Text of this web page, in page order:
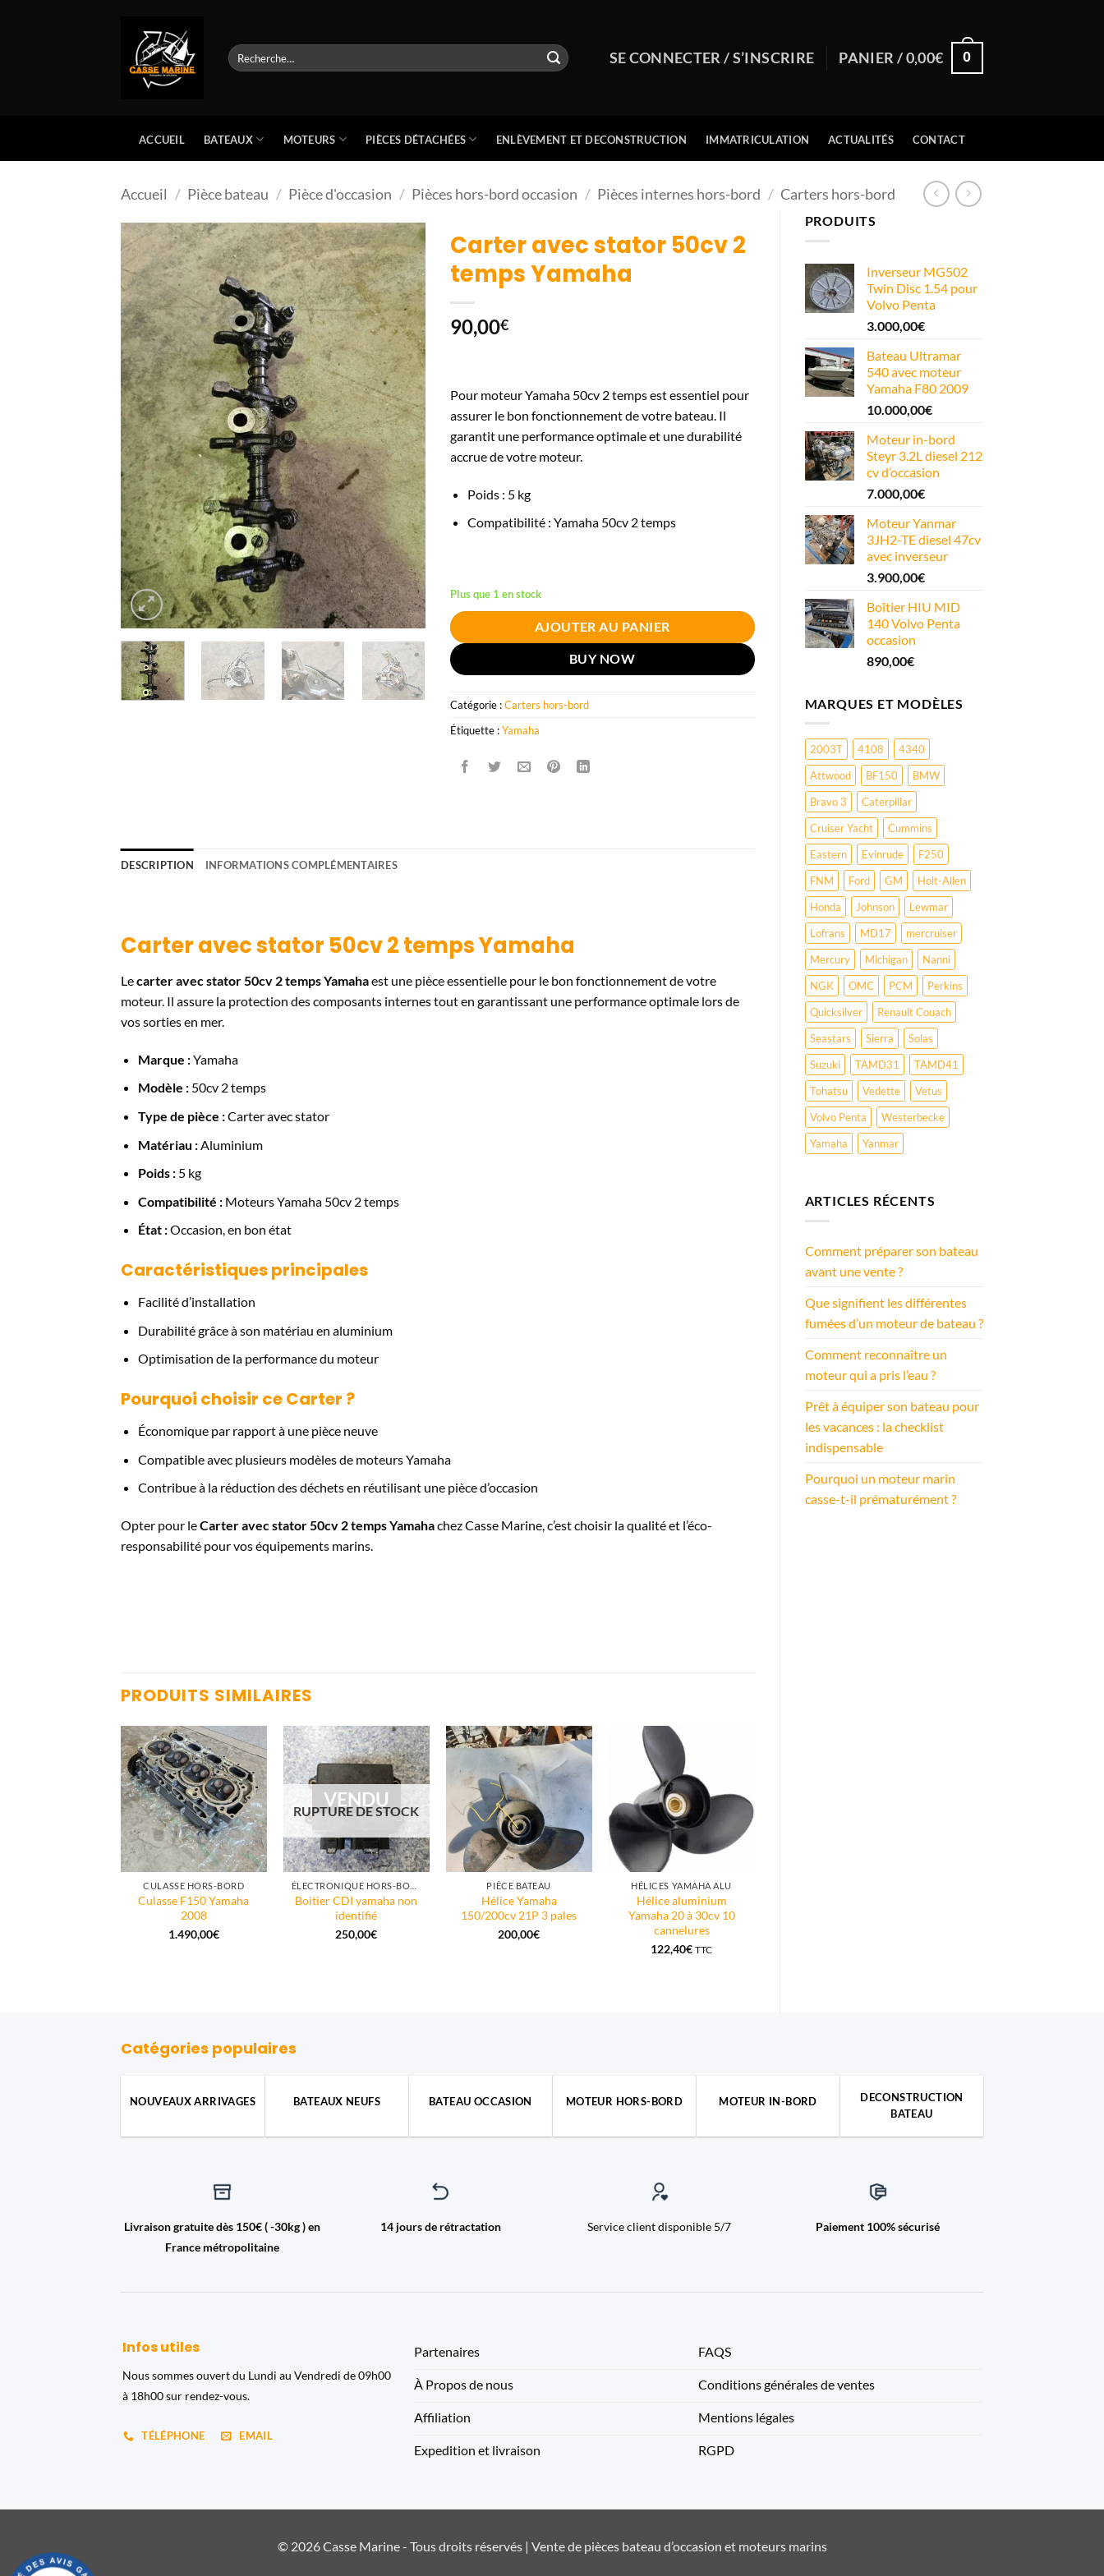
Recherche
pour :
SE CONNECTER / S’INSCRIRE PANIER /0,00€ 0
ACCUEIL BATEAUX MOTEURS PIÈCES DÉTACHÉES ENLÈVEMENT ET DECONSTRUCTION IMMATRICULATION ACTUALITÉS CONTACT
Accueil / Pièce bateau / Pièce d'occasion / Pièces hors-bord occasion / Pièces internes hors-bord / Carters hors-bord
PRODUITS
Inverseur MG502
Twin Disc 1.54 pour
Volvo Penta
3.000,00€
Bateau Ultramar
540 avec moteur
Yamaha F80 2009
10.000,00€
Moteur in-bord
Steyr 3.2L diesel 212
cv d’occasion
7.000,00€
Moteur Yanmar
3JH2-TE diesel 47cv
avec inverseur
3.900,00€
Boîtier HIU MID
140 Volvo Penta
occasion
890,00€
MARQUES ET MODÈLES
2003T 4108
4340
Attwood
BF150
BMW
Bravo 3
Caterpillar
Cruiser Yacht
Cummins
Eastern
Evinrude
F250
FNM
Ford GM
Holt-Allen
Honda
Johnson
Lewmar
Lofrans
MD17
mercruiser
Mercury
Michigan
Nanni
NGK
OMC PCM
Perkins
Quicksilver
Renault Couach
Seastars
Sierra
Solas
Suzuki
TAMD31
TAMD41
Tohatsu
Vedette
Vetus
Volvo Penta
Westerbecke
Yamaha
Yanmar
ARTICLES RÉCENTS
Comment préparer son bateau
avant une vente ?
Que signifient les différentes
fumées d’un moteur de bateau ?
Comment reconnaître un
moteur qui a pris l’eau ?
Prêt à équiper son bateau pour
les vacances : la checklist
indispensable
Pourquoi un moteur marin
casse-t-il prématurément ?
Carter avec stator 50cv 2
temps Yamaha
90,00€
Pour moteur Yamaha 50cv 2 temps est essentiel pour
assurer le bon fonctionnement de votre bateau. Il
garantit une performance optimale et une durabilité
accrue de votre moteur.
Poids : 5 kg
Compatibilité : Yamaha 50cv 2 temps
Plus que 1 en stock
AJOUTER AU PANIER
BUY NOW
Catégorie :Carters hors-bord
Étiquette :Yamaha
DESCRIPTION INFORMATIONS COMPLÉMENTAIRES
Carter avec stator 50cv 2 temps Yamaha
Lecarter avec stator 50cv 2 temps Yamahaest une pièce essentielle pour le bon fonctionnement de votre
moteur. Il assure la protection des composants internes tout en garantissant une performance optimale lors de
vos sorties en mer.
Marque :Yamaha
Modèle :50cv 2 temps
Type de pièce :Carter avec stator
Matériau :Aluminium
Poids :5 kg
Compatibilité :Moteurs Yamaha 50cv 2 temps
État :Occasion, en bon état
Caractéristiques principales
Facilité d’installation
Durabilité grâce à son matériau en aluminium
Optimisation de la performance du moteur
Pourquoi choisir ce Carter ?
Économique par rapport à une pièce neuve
Compatible avec plusieurs modèles de moteurs Yamaha
Contribue à la réduction des déchets en réutilisant une pièce d’occasion
Opter pour leCarter avec stator 50cv 2 temps Yamahachez Casse Marine, c’est choisir la qualité et l’éco-
responsabilité pour vos équipements marins.
PRODUITS SIMILAIRES
CULASSE HORS-BORD
Culasse F150 Yamaha
2008
1.490,00€
VENDU
RUPTURE DE STOCK
Boitier CDI yamaha non
identifié
250,00€
PIÈCE BATEAU
Hélice Yamaha
150/200cv 21P 3 pales
200,00€
HÉLICES YAMAHA ALU
Hélice aluminium
Yamaha 20 à 30cv 10
cannelures
122,40€ TTC
Catégories populaires
NOUVEAUX ARRIVAGES BATEAUX NEUFS BATEAU OCCASION MOTEUR HORS-BORD MOTEUR IN-BORD
DECONSTRUCTION
BATEAU
Livraison gratuite dès 150€ ( -30kg ) en
France métropolitaine
14 jours de rétractation Service client disponible 5/7 Paiement 100% sécurisé
Infos utiles
Nous sommes ouvert du Lundi au Vendredi de 09h00
à 18h00 sur rendez-vous.
TÉLÉPHONE EMAIL
Partenaires
À Propos de nous
Affiliation
Expedition et livraison
FAQS
Conditions générales de ventes
Mentions légales
RGPD
© 2026 Casse Marine - Tous droits réservés | Vente de pièces bateau d’occasion et moteurs marins